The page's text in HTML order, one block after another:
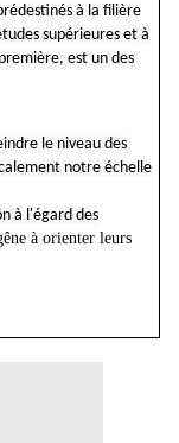
à la filière
supérieures et à
est un des
le niveau des
notre échelle
à l'égard des
à orienter leurs